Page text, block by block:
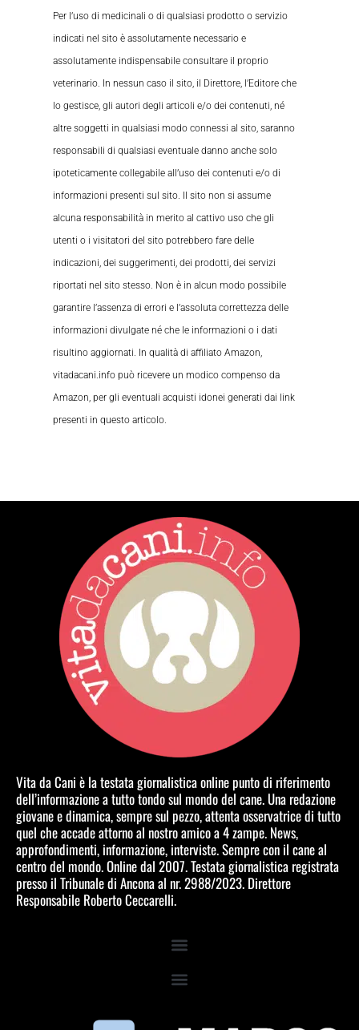
Per l’uso di medicinali o di qualsiasi prodotto o servizio
indicati nel sito è assolutamente necessario e
assolutamente indispensabile consultare il proprio
veterinario. In nessun caso il sito, il Direttore, l’Editore che
lo gestisce, gli autori degli articoli e/o dei contenuti, né
altre soggetti in qualsiasi modo connessi al sito, saranno
responsabili di qualsiasi eventuale danno anche solo
ipoteticamente collegabile all’uso dei contenuti e/o di
informazioni presenti sul sito. Il sito non si assume
alcuna responsabilità in merito al cattivo uso che gli
utenti o i visitatori del sito potrebbero fare delle
indicazioni, dei suggerimenti, dei prodotti, dei servizi
riportati nel sito stesso. Non è in alcun modo possibile
garantire l’assenza di errori e l’assoluta correttezza delle
informazioni divulgate né che le informazioni o i dati
risultino aggiornati. In qualità di affiliato Amazon,
vitadacani.info può ricevere un modico compenso da
Amazon, per gli eventuali acquisti idonei generati dai link
presenti in questo articolo.
Vita da Cani è la testata giornalistica online punto di riferimento
dell’informazione a tutto tondo sul mondo del cane. Una redazione
giovane e dinamica, sempre sul pezzo, attenta osservatrice di tutto
quel che accade attorno al nostro amico a 4 zampe. News,
approfondimenti, informazione, interviste. Sempre con il cane al
centro del mondo. Online dal 2007. Testata giornalistica registrata
presso il Tribunale di Ancona al nr. 2988/2023. Direttore
Responsabile Roberto Ceccarelli.